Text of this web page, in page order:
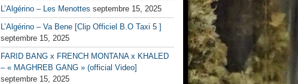
L’Algérino – Les Menottes septembre 15, 2025
L’Algérino – Va Bene [Clip Officiel B.O Taxi 5 ]
septembre 15, 2025
FARID BANG x FRENCH MONTANA x KHALED
– « MAGHREB GANG » (official Video]
septembre 15, 2025